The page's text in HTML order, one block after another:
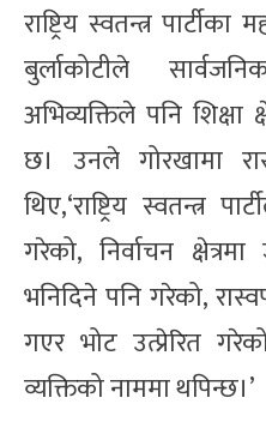
राष्ट्रिय स्वतन्त्र
बुर्लाकोटीले
अभिव्यक्तिले पनि शिक्षा
छ। उनले गोरखामा
थिए,‘राष्ट्रिय स्वतन्त्र
गरेको, निर्वाचन
भनिदिने पनि गरेको,
गएर भोट उत्प्रेरित
व्यक्तिको नाममा थपिन्छ।’